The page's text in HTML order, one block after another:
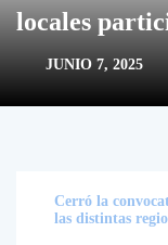
locales
JUNIO 7, 2025
Cerró la
las distintas